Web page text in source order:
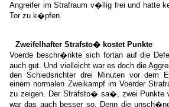
Angreifer im Strafraum v�llig frei und hatte
Tor zu k�pfen.
Zweifelhafter Strafsto� kostet Punkte
Voerde beschr�nkte sich fortan auf die
auch gut. Und vielleicht war es doch die
den Schiedsrichter drei Minuten vor dem
einem normalen Zweikampf im Voerder
zu zeigen. Der Strafsto� sa�, zwei Punkte
war das auch besser so. Denn die